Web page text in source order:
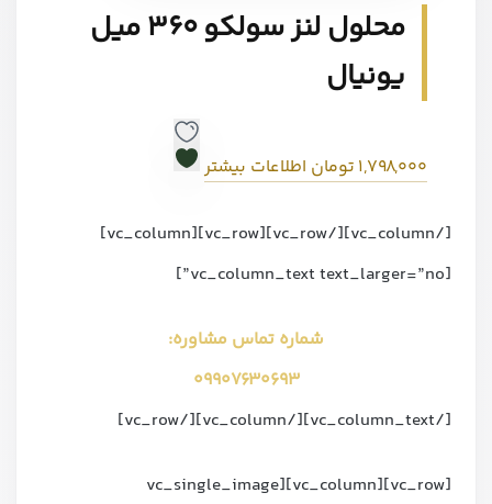
محلول لنز سولکو 360 میل
یونیال
1,798,000 تومان اطلاعات بیشتر
[/vc_column][/vc_row][vc_row][vc_column]
[vc_column_text text_larger=”no”]
شماره تماس مشاوره:
09907630693
[/vc_column_text][/vc_column][/vc_row]
[vc_row][vc_column][vc_single_image